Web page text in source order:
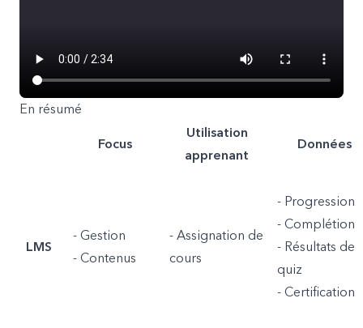
En résumé
Focus
Utilisation
apprenant
Données
LMS
- Gestion
- Contenus
- Assignation de
cours
- Progression
- Complétion
- Résultats de
quiz
- Certification